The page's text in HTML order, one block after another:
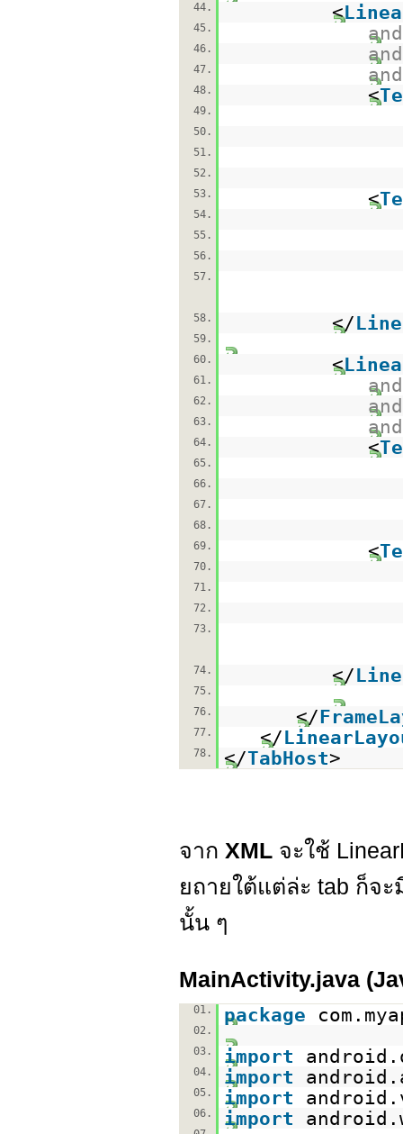
44.
<
45.
46.
47.
48. <
49.
50.
51.
52.
53.
<
54.
55.
56.
57.
58. </
59.
60.
<
61.
62.
63.
64. <
65.
66.
67.
68.
69.
<
70.
71.
72.
73.
74. </
75.
76.
</
77. </
78. </TabHost>
จาก XML จะใช้
ยถายใต้แต่ล่ะ tab ก็จ
นั้น ๆ
MainActivity.java
01. package
02.
03.
import
04. import
05. import
06. import